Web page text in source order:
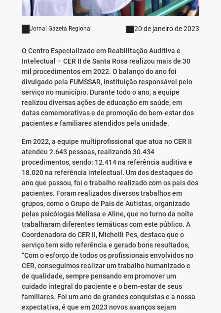
Jornal Gazeta Regional 20 de janeiro de 2023
O Centro Especializado em Reabilitação Auditiva e
Intelectual – CER II de Santa Rosa realizou mais de 30
mil procedimentos em 2022. O balanço do ano foi
divulgado pela FUMSSAR, instituição responsável pelo
serviço no município. Durante todo o ano, a equipe
realizou diversas ações de educação em saúde, em
datas comemorativas e de promoção do bem-estar dos
pacientes e familiares atendidos pela unidade.
Em 2022, a equipe multiprofissional que atua no CER II
atendeu 2.643 pessoas, realizando 30.434
procedimentos, sendo: 12.414 na referência auditiva e
18.020 na referência intelectual. Um dos destaques do
ano que passou, foi o trabalho realizado com os pais dos
pacientes. Foram realizados diversos trabalhos em
grupos, como o Grupo de Pais de Autistas, organizado
pelas psicólogas Melissa e Aline, que no turno da noite
trabalharam diferentes temáticas com este público. A
Coordenadora do CER II, Michelli Pes, destaca que o
serviço tem sido referência e gerado bons resultados,
“Com o esforço de todos os profissionais envolvidos no
CER, conseguimos realizar um trabalho humanizado e
de qualidade, sempre pensando em promover um
cuidado integral do paciente e o bem-estar de seus
familiares. Foi um ano de grandes conquistas e a nossa
expectativa, é que em 2023 novos avanços sejam